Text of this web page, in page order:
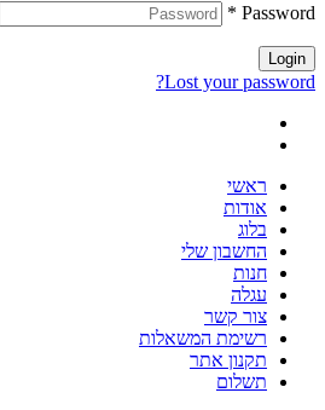
Password
*
Login
Lost your password?
ראשי
אודות
בלוג
החשבון שלי
חנות
עגלה
צור קשר
רשימת המשאלות
תקנון אתר
תשלום